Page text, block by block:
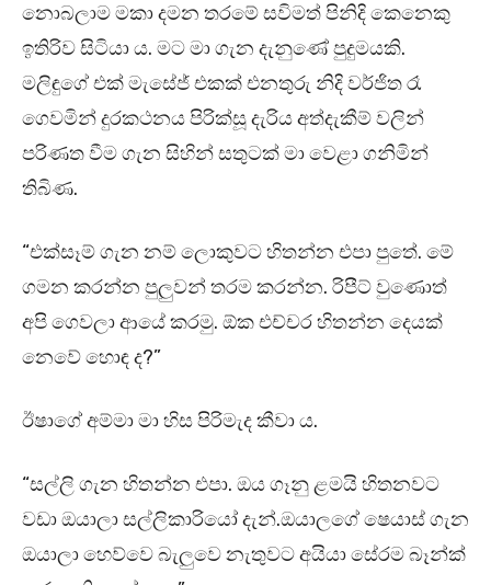
නොබලාම මකා දමන තරමේ සවිමත් පිනිදි කෙනෙකු
ඉතිරිව සිටියා ය. මට මා ගැන දැනුණේ පුදුමයකි.
මලිඳුගේ එක් මැසේජ් එකක් එනතුරු නිදි වර්ජිත රෑ
ගෙවමින් දුරකථනය පිරික්සූ දැරිය අත්දැකීම් වලින්
පරිණත වීම ගැන සිහින් සතුටක් මා වෙළා ගනිමින්
තිබිණ.
“එක්සෑම් ගැන නම් ලොකුවට හිතන්න එපා පුතේ. මේ
ගමන කරන්න පුලුවන් තරම කරන්න. රිපීට් වුණොත්
අපි ගෙවලා ආයේ කරමු. ඕක එච්චර හිතන්න දෙයක්
නෙවේ හොඳ ද?”
ඊෂාගේ අම්මා මා හිස පිරිමැද කීවා ය.
“සල්ලි ගැන හිතන්න එපා. ඔය ගෑනු ළමයි හිතනවට
වඩා ඔයාලා සල්ලිකාරියෝ දැන්.ඔයාලගේ ෂෙයාස් ගැන
ඔයාලා හෙව්වෙ බැලුවෙ නැතුවට අයියා සේරම බෑන්ක්